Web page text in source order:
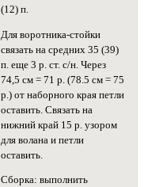
(12) п.
Для воротника-стойки
связать на средних 35 (39)
п. еще 3 р. ст. с/н. Через
74,5 см = 71 р. (78.5 см = 75
р.) от наборного края петли
оставить. Связать на
нижний край 15 р. узором
для волана и петли
оставить.
Сборка: выполнить